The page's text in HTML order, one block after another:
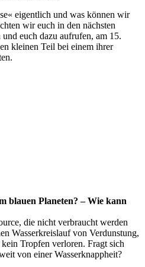
eigentlich und was können wir
wir euch in den nächsten
euch dazu aufrufen, am 15.
kleinen Teil bei einem ihrer
blauen Planeten? – Wie kann
die nicht verbraucht werden
Wasserkreislauf von Verdunstung,
Tropfen verloren. Fragt sich
von einer Wasserknappheit?